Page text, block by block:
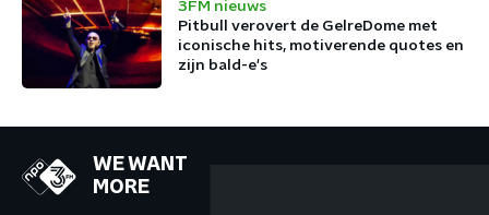
3FM nieuws
Pitbull verovert de GelreDome met
iconische hits, motiverende quotes en
zijn bald-e's
WE WANT
MORE